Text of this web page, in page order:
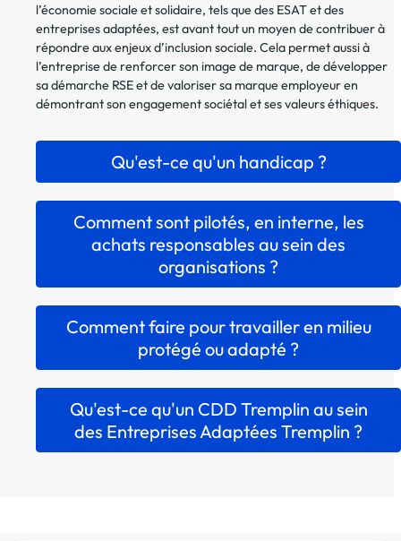
l’économie sociale et solidaire, tels que des ESAT et des
entreprises adaptées, est avant tout un moyen de contribuer à
répondre aux enjeux d’inclusion sociale. Cela permet aussi à
l’entreprise de renforcer son image de marque, de développer
sa démarche RSE et de valoriser sa marque employeur en
démontrant son engagement sociétal et ses valeurs éthiques.
Qu'est-ce qu'un handicap ?
Comment sont pilotés, en interne, les
achats responsables au sein des
organisations ?
Comment faire pour travailler en milieu
protégé ou adapté ?
Qu'est-ce qu'un CDD Tremplin au sein
des Entreprises Adaptées Tremplin ?